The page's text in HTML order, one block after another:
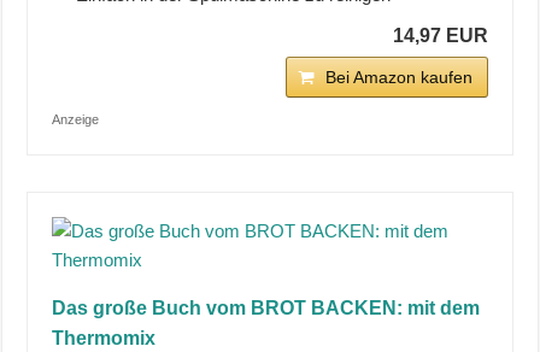
14,97 EUR
Bei Amazon kaufen
Anzeige
Das große Buch vom BROT BACKEN: mit dem
Thermomix